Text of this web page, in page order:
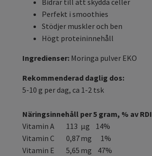
Bidrar till att skydda celler
Perfekt i smoothies
Stödjer muskler och ben
Högt proteininnehåll
Ingredienser: Moringa pulver EKO
Rekommenderad daglig dos:
5-10 g per dag, ca 1-2 tsk
Näringsinnehåll per 5 gram, % av RDI
Vitamin A 113 µg 14%
Vitamin C 0,87 mg 1%
Vitamin E 5,65 mg 47%